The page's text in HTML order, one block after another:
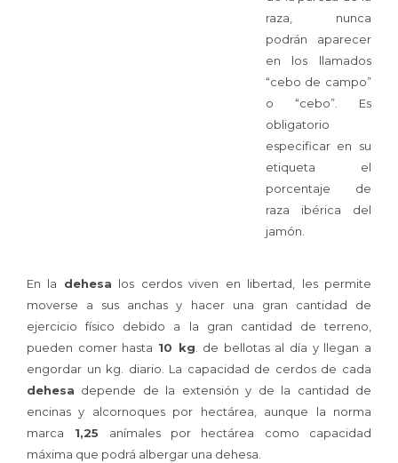
raza, nunca
podrán aparecer
en los llamados
“cebo de campo”
o “cebo”. Es
obligatorio
especificar en su
etiqueta el
porcentaje de
raza ibérica del
jamón.
En la dehesa los cerdos viven en libertad, les permite
moverse a sus anchas y hacer una gran cantidad de
ejercicio físico debido a la gran cantidad de terreno,
pueden comer hasta 10 kg . de bellotas al día y llegan a
engordar un kg. diario. La capacidad de cerdos de cada
dehesa depende de la extensión y de la cantidad de
encinas y alcornoques por hectárea, aunque la norma
marca 1,25 anímales por hectárea como capacidad
máxima que podrá albergar una dehesa.